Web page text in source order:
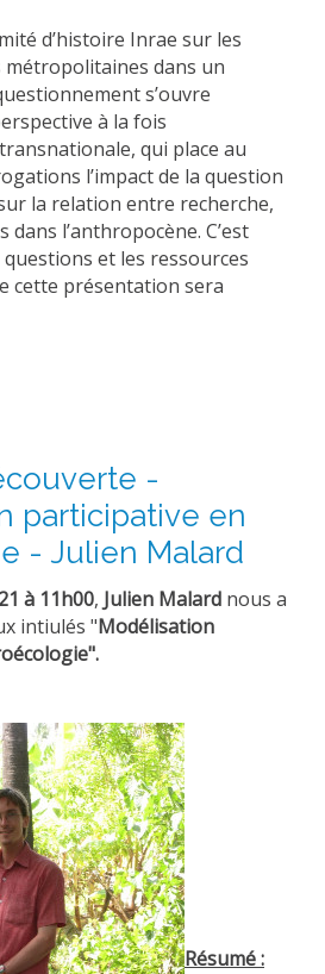
d’histoire Inrae sur les
dans un
s’ouvre
à la fois
qui place au
l’impact de la question
la relation entre recherche,
l’anthropocène. C’est
et les ressources
cette présentation sera
-
participative en
- Julien Malard
à 11h00, Julien Malard nous a
intiulés "Modélisation
Résumé :